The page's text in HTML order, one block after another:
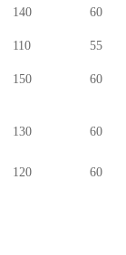
140 60
110 55
150 60
130 60
120 60